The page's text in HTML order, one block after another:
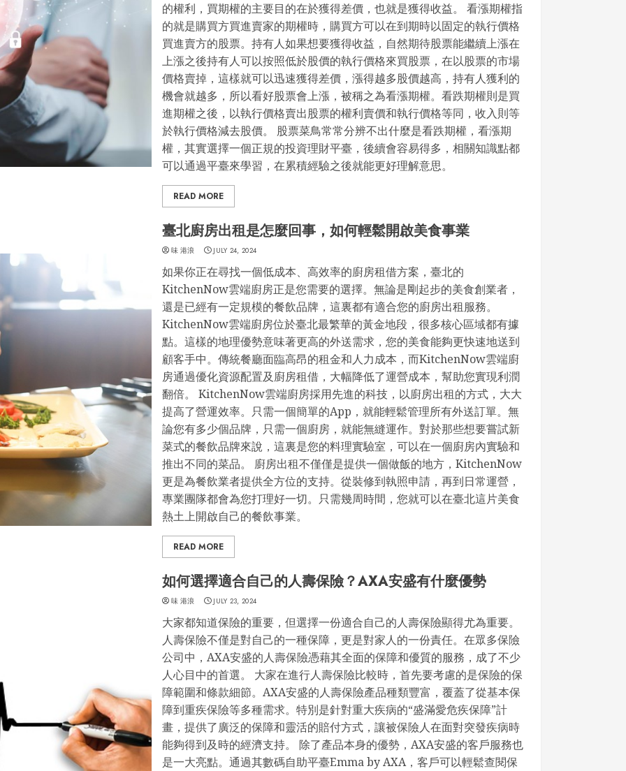
的權利，買期權的主要目的在於獲得差價，也就是獲得收益。 看漲期權指
的就是購買方買進賣家的期權時，購買方可以在到期時以固定的執行價格
買進賣方的股票。持有人如果想要獲得收益，自然期待股票能繼續上漲在
上漲之後持有人可以按照低於股價的執行價格來買股票，在以股票的市場
價格賣掉，這樣就可以迅速獲得差價，漲得越多股價越高，持有人獲利的
機會就越多，所以看好股票會上漲，被稱之為看漲期權。看跌期權則是買
進期權之後，以執行價格賣出股票的權利賣價和執行價格等同，收入則等
於執行價格減去股價。 股票菜鳥常常分辨不出什麼是看跌期權，看漲期
權，其實選擇一個正規的投資理財平臺，後續會容易得多，相關知識點都
可以通過平臺來學習，在累積經驗之後就能更好理解意思。
READ MORE
臺北廚房出租是怎麼回事，如何輕鬆開啟美食事業
味 港浪 JULY 24, 2024
如果你正在尋找一個低成本、高效率的廚房租借方案，臺北的
KitchenNow雲端廚房正是您需要的選擇。無論是剛起步的美食創業者，
還是已經有一定規模的餐飲品牌，這裏都有適合您的廚房出租服務。
KitchenNow雲端廚房位於臺北最繁華的黃金地段，很多核心區域都有據
點。這樣的地理優勢意味著更高的外送需求，您的美食能夠更快速地送到
顧客手中。傳統餐廳面臨高昂的租金和人力成本，而KitchenNow雲端廚
房通過優化資源配置及廚房租借，大幅降低了運營成本，幫助您實現利潤
翻倍。 KitchenNow雲端廚房採用先進的科技，以廚房出租的方式，大大
提高了營運效率。只需一個簡單的App，就能輕鬆管理所有外送訂單。無
論您有多少個品牌，只需一個廚房，就能無縫運作。對於那些想要嘗試新
菜式的餐飲品牌來說，這裏是您的料理實驗室，可以在一個廚房內實驗和
推出不同的菜品。 廚房出租不僅僅是提供一個做飯的地方，KitchenNow
更是為餐飲業者提供全方位的支持。從裝修到執照申請，再到日常運營，
專業團隊都會為您打理好一切。只需幾周時間，您就可以在臺北這片美食
熱土上開啟自己的餐飲事業。
READ MORE
如何選擇適合自己的人壽保險？AXA安盛有什麼優勢
味 港浪 JULY 23, 2024
大家都知道保險的重要，但選擇一份適合自己的人壽保險顯得尤為重要。
人壽保險不僅是對自己的一種保障，更是對家人的一份責任。在眾多保險
公司中，AXA安盛的人壽保險憑藉其全面的保障和優質的服務，成了不少
人心目中的首選。 大家在進行人壽保險比較時，首先要考慮的是保險的保
障範圍和條款細節。AXA安盛的人壽保險產品種類豐富，覆蓋了從基本保
障到重疾保險等多種需求。特別是針對重大疾病的“盛滿愛危疾保障”計
畫，提供了廣泛的保障和靈活的賠付方式，讓被保險人在面對突發疾病時
能夠得到及時的經濟支持。 除了產品本身的優勢，AXA安盛的客戶服務也
是一大亮點。通過其數碼自助平臺Emma by AXA，客戶可以輕鬆查閱保